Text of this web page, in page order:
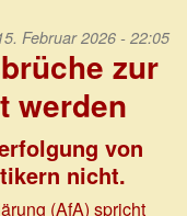
Februar 2026 - 22:05
zur
werden
von
nicht.
(AfA) spricht